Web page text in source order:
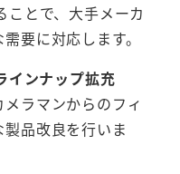
ことで、大手メーカ
要に対応します。
インナップ拡充
ラマンからのフィ
品改良を行いま